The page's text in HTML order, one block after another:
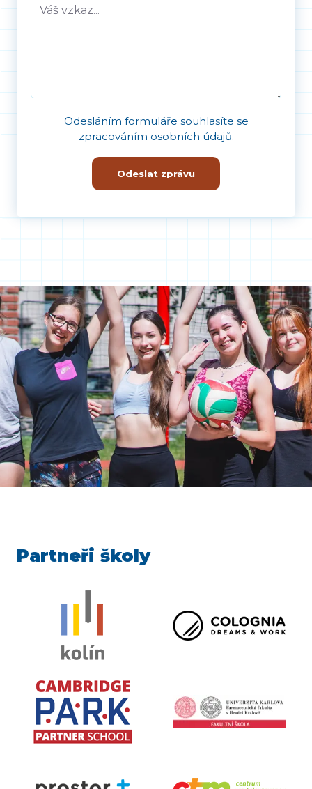
Odesláním formuláře souhlasíte se
zpracováním osobních údajů.
Odeslat zprávu
Partneři školy